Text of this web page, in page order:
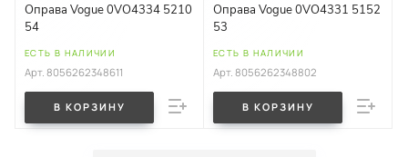
Оправа Vogue 0VO4334 5210
54
ЕСТЬ В НАЛИЧИИ
Арт. 8056262348611
В КОРЗИНУ
Оправа Vogue 0VO4331 5152
53
ЕСТЬ В НАЛИЧИИ
Арт. 8056262348802
В КОРЗИНУ